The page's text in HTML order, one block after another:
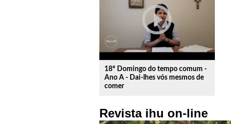
play_circle_outline
18º Domingo do tempo comum -
Ano A - Dai-lhes vós mesmos de
comer
Revista ihu on-line